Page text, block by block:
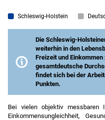
Schleswig-Holstein
Die Schleswig-
weiterhin in den
Freizeit und
gesamtdeutsche
findet sich bei der
Punkten.
nicht zufrieden«) bis 10
Repräsentativität
Bei vielen objektiv messbaren
Einkommensungleichheit,